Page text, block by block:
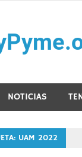
NOTICIAS
UAM 2022